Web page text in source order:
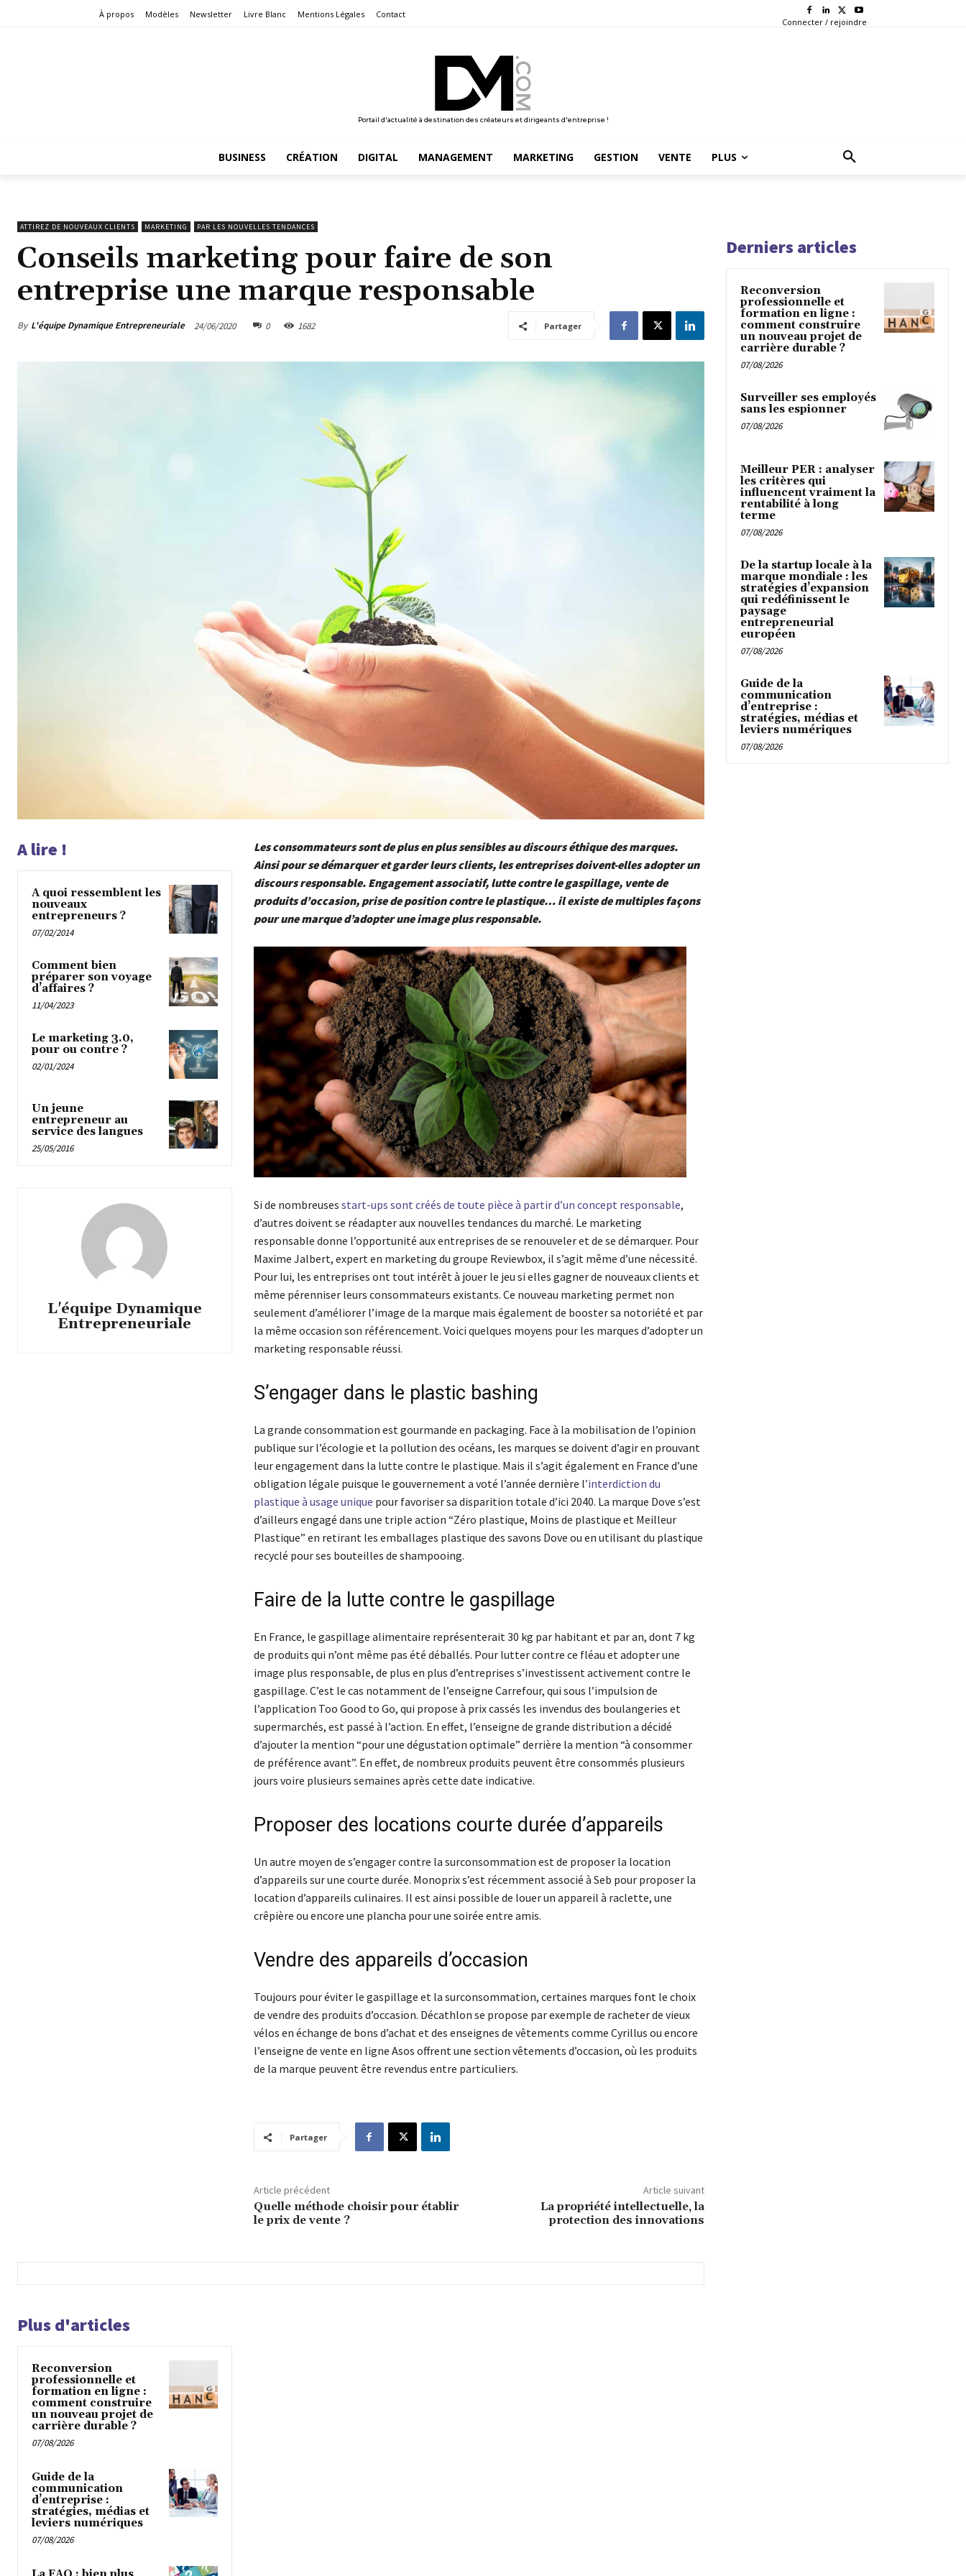
À propos Modèles Newsletter Livre Blanc Mentions Légales Contact
Connecter / rejoindre
Portail d'actualité à destination des créateurs et dirigeants d'entreprise !
BUSINESS CRÉATION DIGITAL MANAGEMENT MARKETING GESTION VENTE PLUS
ATTIREZ DE NOUVEAUX CLIENTS MARKETING PAR LES NOUVELLES TENDANCES
Conseils marketing pour faire de son
entreprise une marque responsable
By L'équipe Dynamique Entrepreneuriale 24/06/2020 0 1682 Partager
A lire !
A quoi ressemblent les
nouveaux
entrepreneurs ?
07/02/2014
Comment bien
préparer son voyage
d’affaires ?
11/04/2023
Le marketing 3.0,
pour ou contre ?
02/01/2024
Un jeune
entrepreneur au
service des langues
25/05/2016
L'équipe Dynamique
Entrepreneuriale
Les consommateurs sont de plus en plus sensibles au discours éthique des marques.
Ainsi pour se démarquer et garder leurs clients, les entreprises doivent-elles adopter un
discours responsable. Engagement associatif, lutte contre le gaspillage, vente de
produits d’occasion, prise de position contre le plastique… il existe de multiples façons
pour une marque d’adopter une image plus responsable.
Si de nombreuses start-ups sont créés de toute pièce à partir d’un concept responsable,
d’autres doivent se réadapter aux nouvelles tendances du marché. Le marketing
responsable donne l’opportunité aux entreprises de se renouveler et de se démarquer. Pour
Maxime Jalbert, expert en marketing du groupe Reviewbox, il s’agit même d’une nécessité.
Pour lui, les entreprises ont tout intérêt à jouer le jeu si elles gagner de nouveaux clients et
même pérenniser leurs consommateurs existants. Ce nouveau marketing permet non
seulement d’améliorer l’image de la marque mais également de booster sa notoriété et par
la même occasion son référencement. Voici quelques moyens pour les marques d’adopter un
marketing responsable réussi.
S’engager dans le plastic bashing
La grande consommation est gourmande en packaging. Face à la mobilisation de l’opinion
publique sur l’écologie et la pollution des océans, les marques se doivent d’agir en prouvant
leur engagement dans la lutte contre le plastique. Mais il s’agit également en France d’une
obligation légale puisque le gouvernement a voté l’année dernière l’interdiction du
plastique à usage unique pour favoriser sa disparition totale d’ici 2040. La marque Dove s’est
d’ailleurs engagé dans une triple action “Zéro plastique, Moins de plastique et Meilleur
Plastique” en retirant les emballages plastique des savons Dove ou en utilisant du plastique
recyclé pour ses bouteilles de shampooing.
Faire de la lutte contre le gaspillage
En France, le gaspillage alimentaire représenterait 30 kg par habitant et par an, dont 7 kg
de produits qui n’ont même pas été déballés. Pour lutter contre ce fléau et adopter une
image plus responsable, de plus en plus d’entreprises s’investissent activement contre le
gaspillage. C’est le cas notamment de l’enseigne Carrefour, qui sous l’impulsion de
l’application Too Good to Go, qui propose à prix cassés les invendus des boulangeries et
supermarchés, est passé à l’action. En effet, l’enseigne de grande distribution a décidé
d’ajouter la mention “pour une dégustation optimale” derrière la mention “à consommer
de préférence avant”. En effet, de nombreux produits peuvent être consommés plusieurs
jours voire plusieurs semaines après cette date indicative.
Proposer des locations courte durée d’appareils
Un autre moyen de s’engager contre la surconsommation est de proposer la location
d’appareils sur une courte durée. Monoprix s’est récemment associé à Seb pour proposer la
location d’appareils culinaires. Il est ainsi possible de louer un appareil à raclette, une
crêpière ou encore une plancha pour une soirée entre amis.
Vendre des appareils d’occasion
Toujours pour éviter le gaspillage et la surconsommation, certaines marques font le choix
de vendre des produits d’occasion. Décathlon se propose par exemple de racheter de vieux
vélos en échange de bons d’achat et des enseignes de vêtements comme Cyrillus ou encore
l’enseigne de vente en ligne Asos offrent une section vêtements d’occasion, où les produits
de la marque peuvent être revendus entre particuliers.
Partager
Article précédent
Quelle méthode choisir pour établir
le prix de vente ?
Article suivant
La propriété intellectuelle, la
protection des innovations
Plus d'articles
Reconversion
professionnelle et
formation en ligne :
comment construire
un nouveau projet de
carrière durable ?
07/08/2026
Guide de la
communication
d’entreprise :
stratégies, médias et
leviers numériques
07/08/2026
Derniers articles
Reconversion
professionnelle et
formation en ligne :
comment construire
un nouveau projet de
carrière durable ?
07/08/2026
Surveiller ses employés
sans les espionner
07/08/2026
Meilleur PER : analyser
les critères qui
influencent vraiment la
rentabilité à long
terme
07/08/2026
De la startup locale à la
marque mondiale : les
stratégies d’expansion
qui redéfinissent le
paysage
entrepreneurial
européen
07/08/2026
Guide de la
communication
d’entreprise :
stratégies, médias et
leviers numériques
07/08/2026